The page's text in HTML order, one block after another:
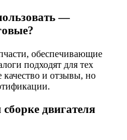
—
обеспечивающие
подходят для тех
качество и отзывы, но
двигателя